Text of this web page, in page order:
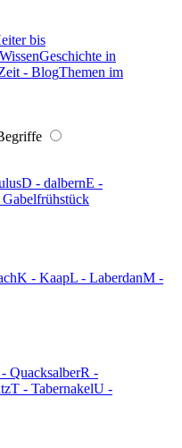
bis
Geschichte in
- BlogThemen im
D - dalbernE -
K - KaapL - LaberdanM -
QuacksalberR -
T - TabernakelU -